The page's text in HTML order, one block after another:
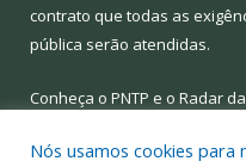
contrato que todas as
pública serão atendidas.
Conheça o PNTP e o Radar
Nós usamos cookies para